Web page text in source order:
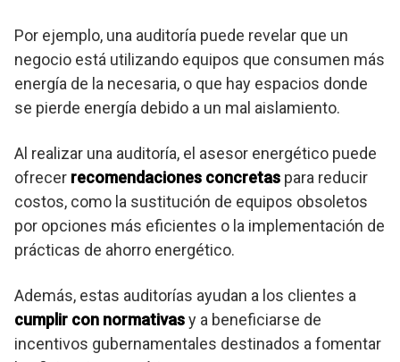
Por ejemplo, una auditoría puede revelar que un
negocio está utilizando equipos que consumen más
energía de la necesaria, o que hay espacios donde
se pierde energía debido a un mal aislamiento.
Al realizar una auditoría, el asesor energético puede
ofrecer recomendaciones concretas para reducir
costos, como la sustitución de equipos obsoletos
por opciones más eficientes o la implementación de
prácticas de ahorro energético.
Además, estas auditorías ayudan a los clientes a
cumplir con normativasy a beneficiarse de
incentivos gubernamentales destinados a fomentar